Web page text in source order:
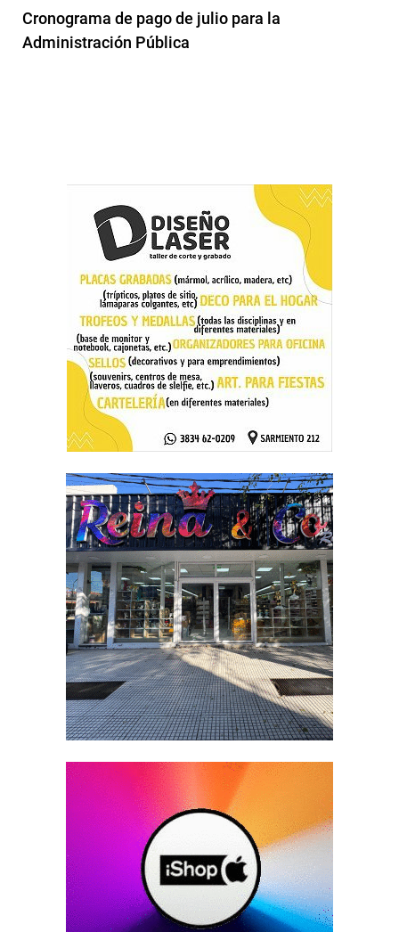
Cronograma de pago de julio para la
Administración Pública